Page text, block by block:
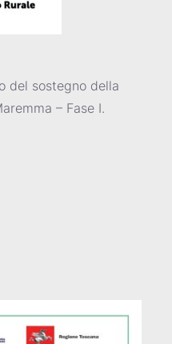
del sostegno della
– Fase I.